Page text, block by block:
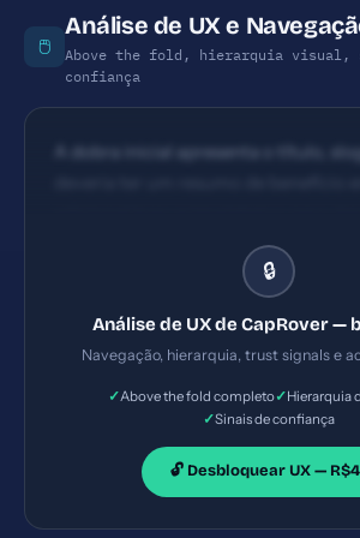
deployar agora').
🖱️
Análise de UX e
Above the fold, hierarquia visual,
confiança
A dobra inicial apresenta o título,
imediato. Estrutura com títulos e
de bullets facilita leitura, porém a
o fluxo de leitura poderia enfatizar o
principal na primeira dobra.
🔒
Análise de UX de CapRover —
Navegação, hierarquia, trust signals e
✓Above the fold completo✓Hierarquia
✓Sinais de confiança
🔓 Desbloquear UX —